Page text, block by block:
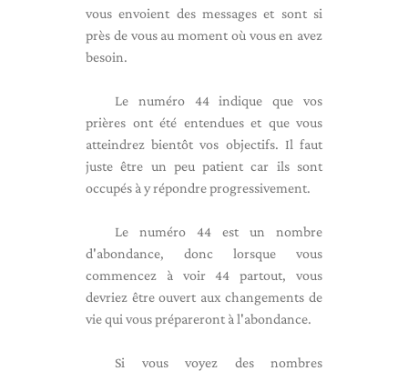
vous envoient des messages et sont si
près de vous au moment où vous en avez
besoin.
Le numéro 44 indique que vos
prières ont été entendues et que vous
atteindrez bientôt vos objectifs. Il faut
juste être un peu patient car ils sont
occupés à y répondre progressivement.
Le numéro 44 est un nombre
d'abondance, donc lorsque vous
commencez à voir 44 partout, vous
devriez être ouvert aux changements de
vie qui vous prépareront à l'abondance.
Si vous voyez des nombres